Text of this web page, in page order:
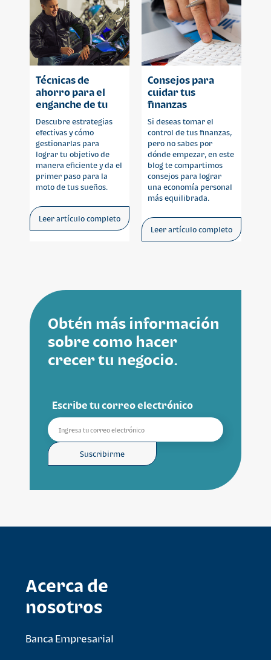
Técnicas de
ahorro para el
enganche de tu
moto de agencia
Descubre estrategias
efectivas y cómo
gestionarlas para
lograr tu objetivo de
manera eficiente y da el
primer paso para la
moto de tus sueños.
Leer artículo completo
Consejos para
cuidar tus
finanzas
personales este
fin de año
Si deseas tomar el
control de tus finanzas,
pero no sabes por
dónde empezar, en este
blog te compartimos
consejos para lograr
una economía personal
más equilibrada.
Leer artículo completo
Obtén más información
sobre como hacer
crecer tu negocio.
Escribe tu correo electrónico
Suscribirme
Acerca de
nosotros
Banca Empresarial